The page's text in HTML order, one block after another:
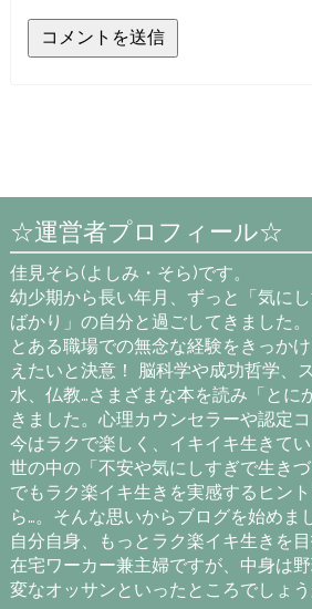
☆運営者プロフィール☆
佳見そら(よしみ・そら)です。
幼少期から長い年月、ずっと「気に
ばかり」の自分と過ごしてきました。
とある職場での無念な経験をきっか
えたいと決意！ 脳科学や成功哲学、
水、仏教…さまざまな本を読み「とに
きました。心理カウンセラーや認定コ
今はラクで楽しく、イキイキ生きて
世の中の「不安や気にしすぎで生き
でもラク楽イキ生きを実感するヒン
ら…。そんな思いからブログを始めま
自分自身、もっとラク楽イキ生きを
在宅ワーカー兼主婦ですが、中身は
変なオッサンといったところでしょ